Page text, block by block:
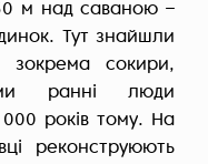
м над саваною –
Тут знайшли
зокрема сокири,
ранні люди
років тому. На
реконструюють